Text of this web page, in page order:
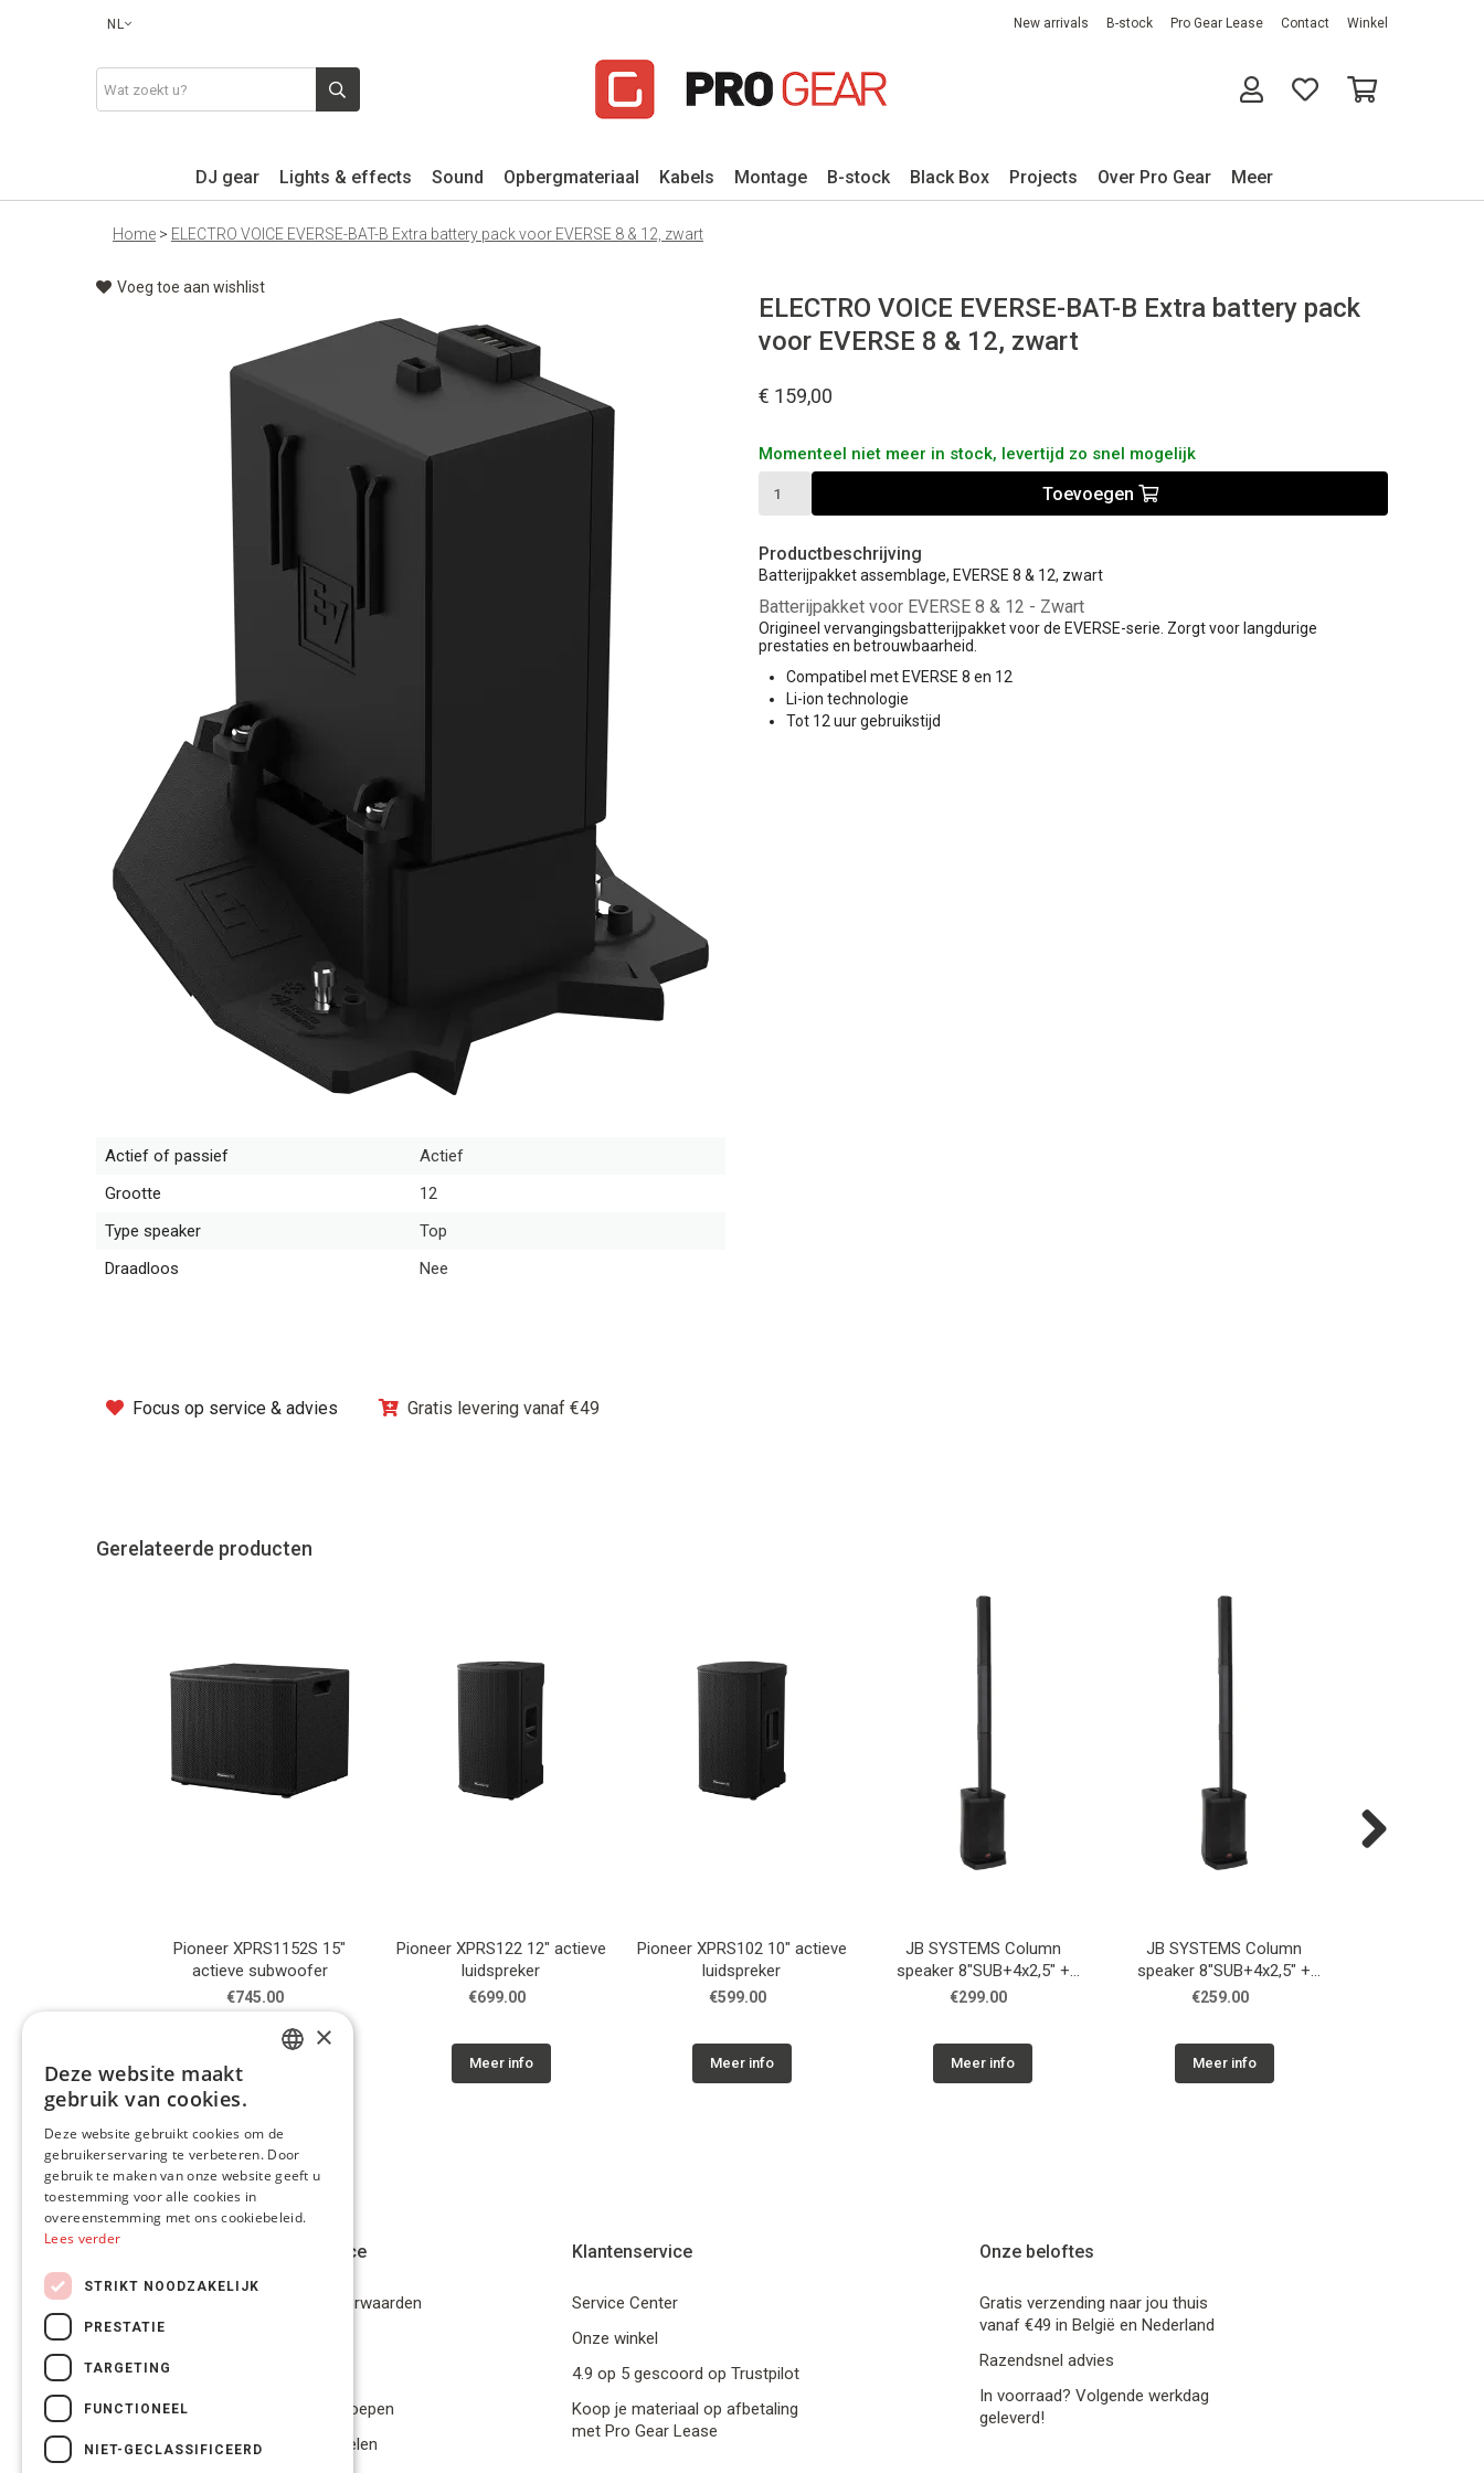
NL New arrivals B-stock Pro Gear Lease Contact Winkel
DJ gear Lights & effects Sound Opbergmateriaal Kabels Montage B-stock Black Box Projects Over Pro Gear Meer
Home > ELECTRO VOICE EVERSE-BAT-B Extra battery pack voor EVERSE 8 & 12, zwart
Voeg toe aan wishlist
Actief of passief
Actief
Grootte
12
Type speaker
Top
Draadloos
Nee
Focus op service & advies Gratis levering vanaf €49
ELECTRO VOICE EVERSE-BAT-B Extra battery pack
voor EVERSE 8 & 12, zwart
€ 159,00
Momenteel niet meer in stock, levertijd zo snel mogelijk
Toevoegen
Productbeschrijving
Batterijpakket assemblage, EVERSE 8 & 12, zwart
Batterijpakket voor EVERSE 8 & 12 - Zwart
Origineel vervangingsbatterijpakket voor de EVERSE-serie. Zorgt voor langdurige
prestaties en betrouwbaarheid.
Compatibel met EVERSE 8 en 12
Li-ion technologie
Tot 12 uur gebruikstijd
Gerelateerde producten
Pioneer XPRS1152S 15"
actieve subwoofer
€745.00
Pioneer XPRS122 12" actieve
luidspreker
€699.00
Meer info
Pioneer XPRS102 10" actieve
luidspreker
€599.00
Meer info
JB SYSTEMS Column
speaker 8"SUB+4x2,5" +
MP3/BT player + BATT
€299.00
Meer info
JB SYSTEMS Column
speaker 8"SUB+4x2,5" +
MP3/BT player
€259.00
Meer info
Klantenservice
Algemene Voorwaarden
Bestelling herroepen
Betalingsmiddelen
Klantenservice
Service Center
Onze winkel
4.9 op 5 gescoord op Trustpilot
Koop je materiaal op afbetaling
met Pro Gear Lease
Onze beloftes
Gratis verzending naar jou thuis
vanaf €49 in België en Nederland
Razendsnel advies
In voorraad? Volgende werkdag
geleverd!
ENGLISH
×
Deze website maakt
gebruik van cookies.
Deze website gebruikt cookies om de
gebruikerservaring te verbeteren. Door
gebruik te maken van onze website geeft u
toestemming voor alle cookies in
overeenstemming met ons cookiebeleid.
Lees verder
STRIKT NOODZAKELIJK
PRESTATIE
TARGETING
FUNCTIONEEL
NIET-GECLASSIFICEERD